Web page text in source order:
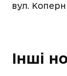
вул.
Інші